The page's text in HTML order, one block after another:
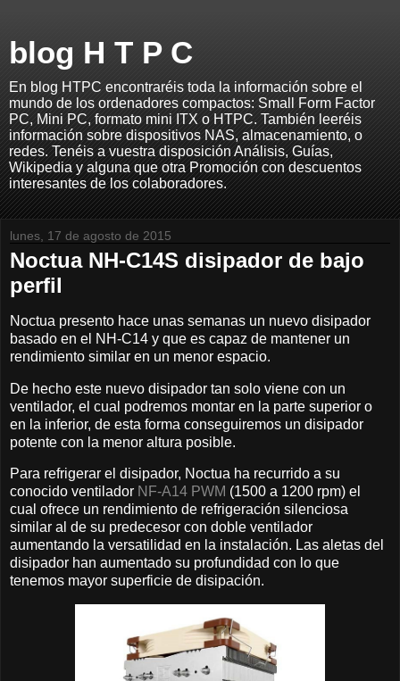
blog H T P C
En blog HTPC encontraréis toda la información sobre el
mundo de los ordenadores compactos: Small Form Factor
PC, Mini PC, formato mini ITX o HTPC. También leeréis
información sobre dispositivos NAS, almacenamiento, o
redes. Tenéis a vuestra disposición Análisis, Guías,
Wikipedia y alguna que otra Promoción con descuentos
interesantes de los colaboradores.
lunes, 17 de agosto de 2015
Noctua NH-C14S disipador de bajo
perfil
Noctua presento hace unas semanas un nuevo disipador
basado en el NH-C14 y que es capaz de mantener un
rendimiento similar en un menor espacio.
De hecho este nuevo disipador tan solo viene con un
ventilador, el cual podremos montar en la parte superior o
en la inferior, de esta forma conseguiremos un disipador
potente con la menor altura posible.
Para refrigerar el disipador, Noctua ha recurrido a su
conocido ventilador NF-A14 PWM (1500 a 1200 rpm) el
cual ofrece un rendimiento de refrigeración silenciosa
similar al de su predecesor con doble ventilador
aumentando la versatilidad en la instalación. Las aletas del
disipador han aumentado su profundidad con lo que
tenemos mayor superficie de disipación.